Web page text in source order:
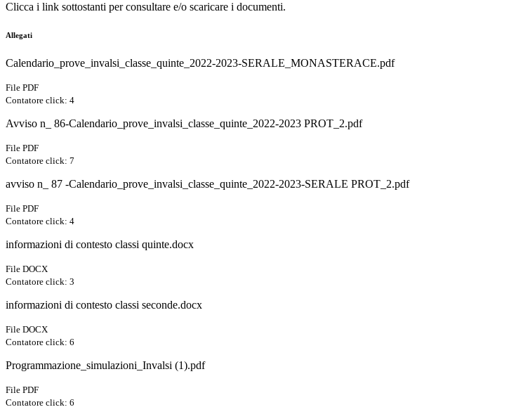
Clicca i link sottostanti per consultare e/o scaricare i documenti.
Allegati
Calendario_prove_invalsi_classe_quinte_2022-2023-SERALE_MONASTERACE.pdf
File PDF
Contatore click: 4
Avviso n_ 86-Calendario_prove_invalsi_classe_quinte_2022-2023 PROT_2.pdf
File PDF
Contatore click: 7
avviso n_ 87 -Calendario_prove_invalsi_classe_quinte_2022-2023-SERALE PROT_2.pdf
File PDF
Contatore click: 4
informazioni di contesto classi quinte.docx
File DOCX
Contatore click: 3
informazioni di contesto classi seconde.docx
File DOCX
Contatore click: 6
Programmazione_simulazioni_Invalsi (1).pdf
File PDF
Contatore click: 6